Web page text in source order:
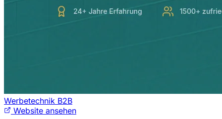
Werbetechnik B2B
Website ansehen